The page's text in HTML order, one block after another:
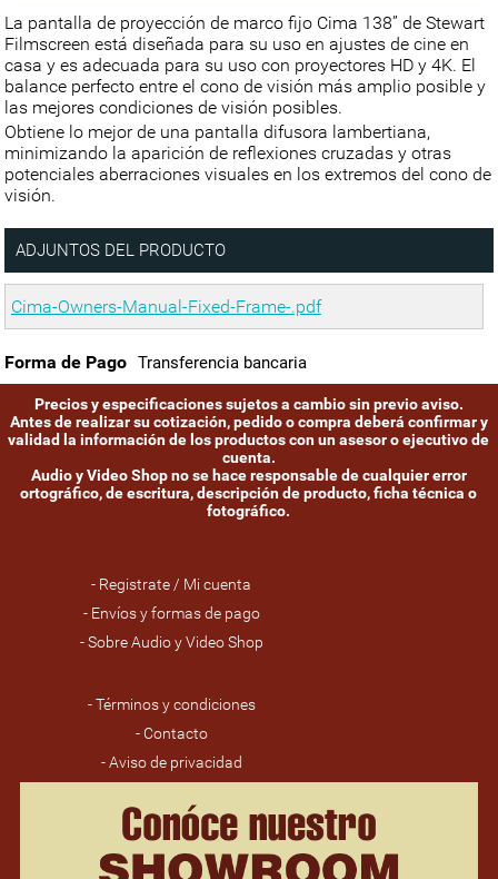
La pantalla de proyección de marco fijo Cima 138” de Stewart
Filmscreen está diseñada para su uso en ajustes de cine en
casa y es adecuada para su uso con proyectores HD y 4K. El
balance perfecto entre el cono de visión más amplio posible y
las mejores condiciones de visión posibles.
Obtiene lo mejor de una pantalla difusora lambertiana,
minimizando la aparición de reflexiones cruzadas y otras
potenciales aberraciones visuales en los extremos del cono de
visión.
ADJUNTOS DEL PRODUCTO
Cima-Owners-Manual-Fixed-Frame-.pdf
Forma de Pago Transferencia bancaria
Precios y especificaciones sujetos a cambio sin previo aviso.
Antes de realizar su cotización, pedido o compra deberá confirmar y
validad la información de los productos con un asesor o ejecutivo de
cuenta.
Audio y Video Shop no se hace responsable de cualquier error
ortográfico, de escritura, descripción de producto, ficha técnica o
fotográfico.
- Registrate / Mi cuenta
- Envíos y formas de pago
- Sobre Audio y Video Shop
- Términos y condiciones
- Contacto
- Aviso de privacidad